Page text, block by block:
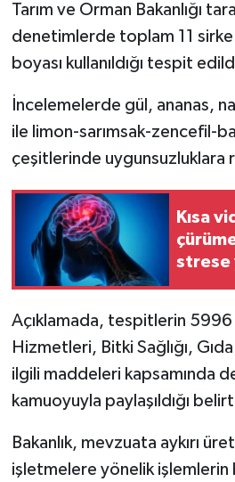
Tarım ve Orman Bakanlığı
denetimlerde toplam 11 sirke
boyası kullanıldığı tespit
İncelemelerde gül, ananas,
ile limon-sarımsak-zencefil-
çeşitlerinde uygunsuzluklara
Kısa
strese
Açıklamada, tespitlerin 5996
Hizmetleri, Bitki Sağlığı,
ilgili maddeleri kapsamında
kamuoyuyla paylaşıldığı
Bakanlık, mevzuata aykırı
işletmelere yönelik işlemlerin
Resmi İlan
Sağlık
Simav
Siyaset
Tavşanlı
Teknoloji
Türkiye